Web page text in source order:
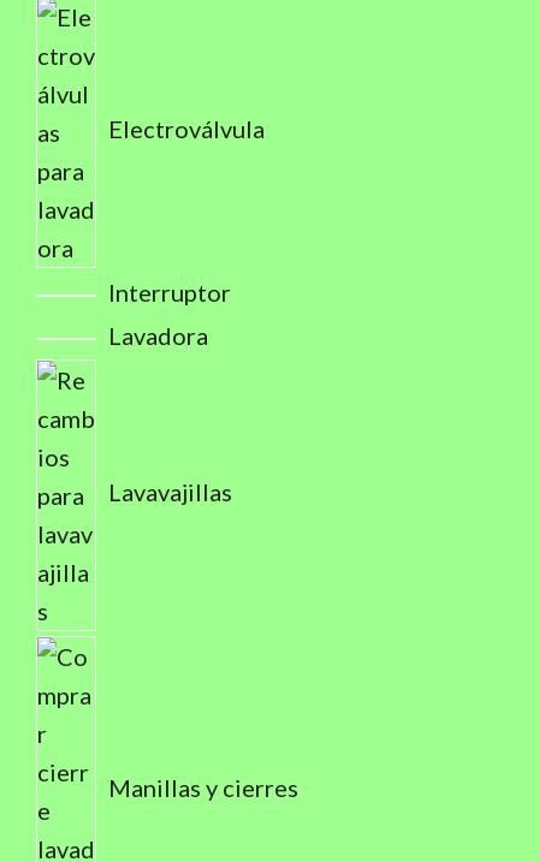
Electroválvula
Interruptor
Lavadora
Lavavajillas
Manillas y cierres